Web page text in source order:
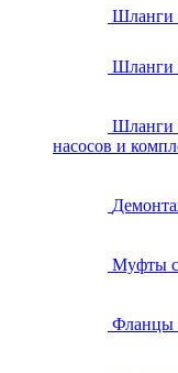
Шланги
Шланги
Шланги
насосов и
Муфты
Фланцы